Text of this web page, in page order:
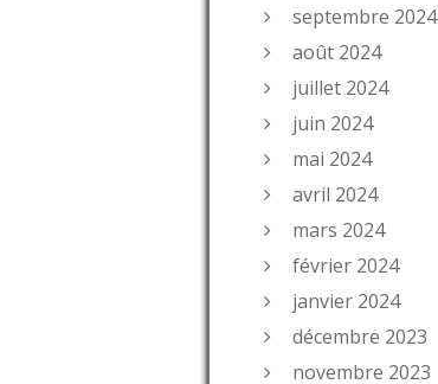
septembre 2024
août 2024
juillet 2024
juin 2024
mai 2024
avril 2024
mars 2024
février 2024
janvier 2024
décembre 2023
novembre 2023